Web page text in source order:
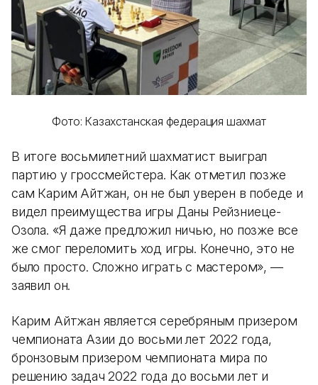
Фото: Казахстанская федерация шахмат
В итоге восьмилетний шахматист выиграл
партию у гроссмейстера. Как отметил позже
сам Карим Айтжан, он не был уверен в победе и
видел преимущества игры Даны Рейзниеце-
Озола. «Я даже предложил ничью, но позже все
же смог переломить ход игры. Конечно, это не
было просто. Сложно играть с мастером», —
заявил он.
Карим Айтжан является серебряным призером
чемпионата Азии до восьми лет 2022 года,
бронзовым призером чемпионата мира по
решению задач 2022 года до восьми лет и